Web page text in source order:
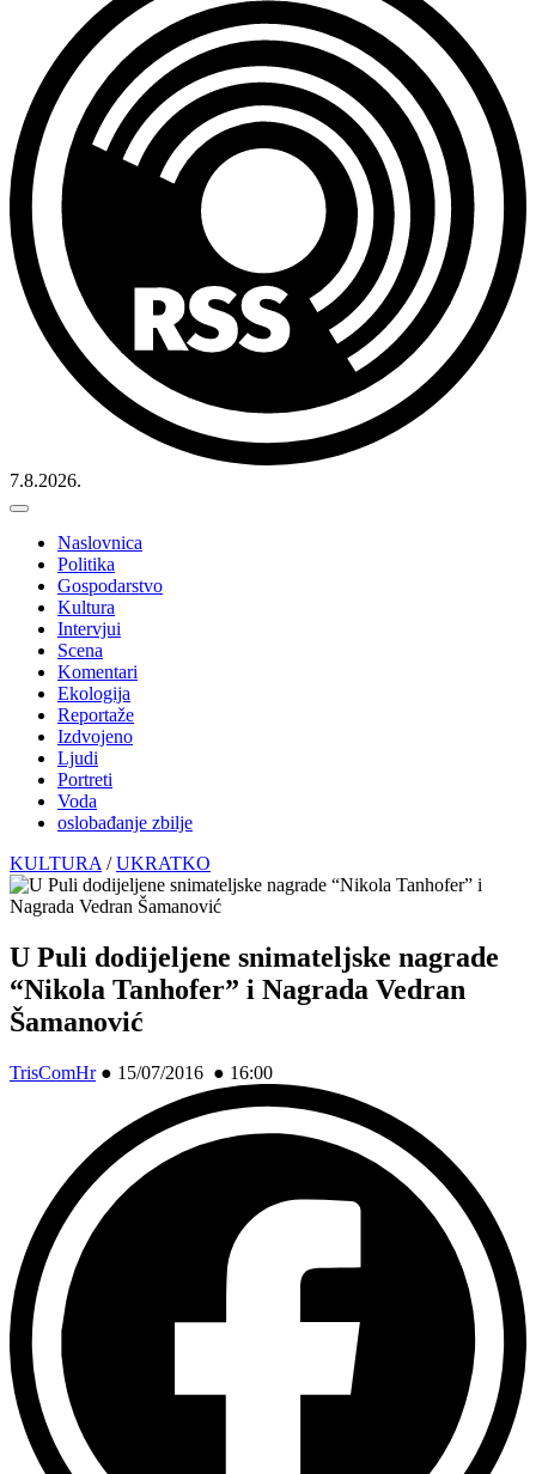
7.8.2026.
Naslovnica
Politika
Gospodarstvo
Kultura
Intervjui
Scena
Komentari
Ekologija
Reportaže
Izdvojeno
Ljudi
Portreti
Voda
oslobađanje zbilje
KULTURA /UKRATKO
U Puli dodijeljene snimateljske nagrade
“Nikola Tanhofer” i Nagrada Vedran
Šamanović
TrisComHr● 15/07/2016 ● 16:00